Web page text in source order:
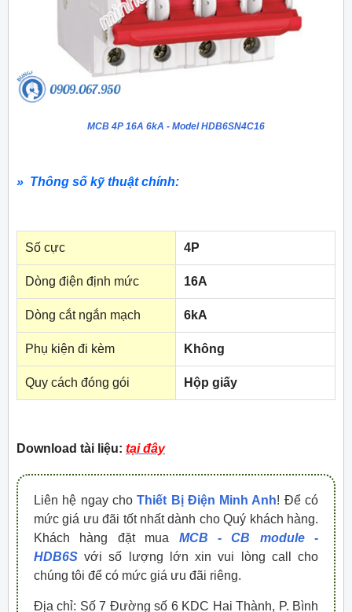
MCB 4P 16A 6kA - Model HDB6SN4C16
» Thông số kỹ thuật chính:
Số cực 4P
Dòng điện định mức 16A
Dòng cắt ngắn mạch 6kA
Phụ kiện đi kèm Không
Quy cách đóng gói Hộp giấy
Download tài liệu: tại đây
Liên hệ ngay choThiết Bị Điện Minh Anh! Để có
mức giá ưu đãi tốt nhất dành cho Quý khách hàng.
Khách hàng đặt mua MCB - CB module -
HDB6S với số lượng lớn xin vui lòng call cho
chúng tôi để có mức giá ưu đãi riêng.
Địa chỉ: Số 7 Đường số 6 KDC Hai Thành, P. Bình